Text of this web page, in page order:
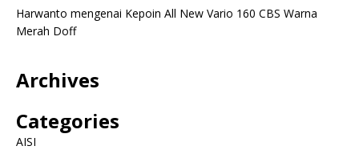
Harwanto mengenai Kepoin All New Vario 160 CBS Warna
Merah Doff
Archives
Categories
AISI